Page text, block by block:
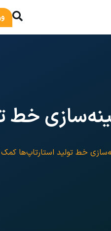
خط
خط تولید استارتاپ‌ها کمک